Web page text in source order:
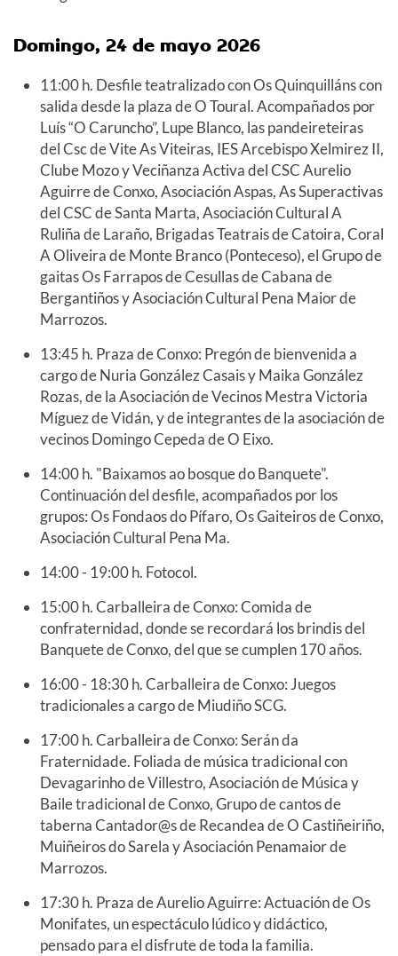
Domingo, 24 de mayo 2026
11:00 h. Desfile teatralizado con Os Quinquilláns con
salida desde la plaza de O Toural. Acompañados por
Luís “O Caruncho”, Lupe Blanco, las pandeireteiras
del Csc de Vite As Viteiras, IES Arcebispo Xelmirez II,
Clube Mozo y Veciñanza Activa del CSC Aurelio
Aguirre de Conxo, Asociación Aspas, As Superactivas
del CSC de Santa Marta, Asociación Cultural A
Ruliña de Laraño, Brigadas Teatrais de Catoira, Coral
A Oliveira de Monte Branco (Ponteceso), el Grupo de
gaitas Os Farrapos de Cesullas de Cabana de
Bergantiños y Asociación Cultural Pena Maior de
Marrozos.
13:45 h. Praza de Conxo: Pregón de bienvenida a
cargo de Nuria González Casais y Maika González
Rozas, de la Asociación de Vecinos Mestra Victoria
Míguez de Vidán, y de integrantes de la asociación de
vecinos Domingo Cepeda de O Eixo.
14:00 h. "Baixamos ao bosque do Banquete".
Continuación del desfile, acompañados por los
grupos: Os Fondaos do Pífaro, Os Gaiteiros de Conxo,
Asociación Cultural Pena Ma.
14:00 - 19:00 h. Fotocol.
15:00 h. Carballeira de Conxo: Comida de
confraternidad, donde se recordará los brindis del
Banquete de Conxo, del que se cumplen 170 años.
16:00 - 18:30 h. Carballeira de Conxo: Juegos
tradicionales a cargo de Miudiño SCG.
17:00 h. Carballeira de Conxo: Serán da
Fraternidade. Foliada de música tradicional con
Devagarinho de Villestro, Asociación de Música y
Baile tradicional de Conxo, Grupo de cantos de
taberna Cantador@s de Recandea de O Castiñeiriño,
Muiñeiros do Sarela y Asociación Penamaior de
Marrozos.
17:30 h. Praza de Aurelio Aguirre: Actuación de Os
Monifates, un espectáculo lúdico y didáctico,
pensado para el disfrute de toda la familia.